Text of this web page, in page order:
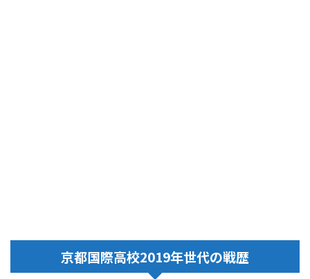
京都国際高校2019年世代の戦歴